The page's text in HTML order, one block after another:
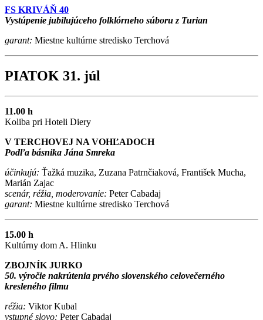
FS KRIVÁŇ 40
Vystúpenie jubilujúceho folklórneho súboru z Turian
garant: Miestne kultúrne stredisko Terchová
PIATOK 31. júl
11.00 h
Koliba pri Hoteli Diery
V TERCHOVEJ NA VOHĽADOCH
Podľa básnika Jána Smreka
účinkujú: Ťažká muzika, Zuzana Patrnčiaková, František Mucha,
Marián Zajac
scenár, réžia, moderovanie: Peter Cabadaj
garant: Miestne kultúrne stredisko Terchová
15.00 h
Kultúrny dom A. Hlinku
ZBOJNÍK JURKO
50. výročie nakrútenia prvého slovenského celovečerného
kresleného filmu
réžia: Viktor Kubal
vstupné slovo: Peter Cabadaj